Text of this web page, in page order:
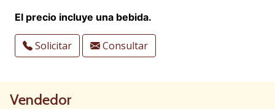
El precio incluye una bebida.
Solicitar Consultar
Vendedor